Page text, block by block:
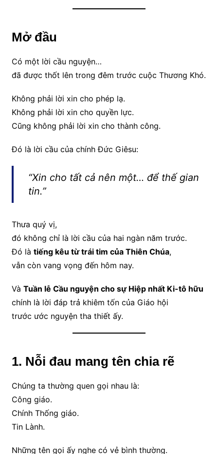
Mở đầu
Có một lời cầu nguyện…
đã được thốt lên trong đêm trước cuộc Thương Khó.
Không phải lời xin cho phép lạ.
Không phải lời xin cho quyền lực.
Cũng không phải lời xin cho thành công.
Đó là lời cầu của chính Đức Giêsu:
“Xin cho tất cả nên một… để thế gian
tin.”
Thưa quý vị,
đó không chỉ là lời cầu của hai ngàn năm trước.
Đó là tiếng kêu từ trái tim của Thiên Chúa,
vẫn còn vang vọng đến hôm nay.
Và Tuần lễ Cầu nguyện cho sự Hiệp nhất Ki-tô hữu
chính là lời đáp trả khiêm tốn của Giáo hội
trước ước nguyện tha thiết ấy.
1. Nỗi đau mang tên chia rẽ
Chúng ta thường quen gọi nhau là:
Công giáo.
Chính Thống giáo.
Tin Lành.
Những tên gọi ấy nghe có vẻ bình thường.